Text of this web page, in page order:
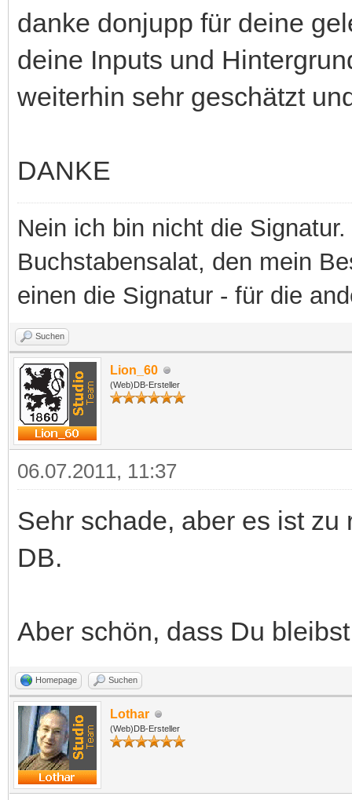
danke donjupp für deine
deine Inputs und
weiterhin sehr geschätzt
DANKE
Nein ich bin nicht die
Buchstabensalat, den mein
einen die Signatur - für die
Suchen
Lion_60
(Web)DB-Ersteller
06.07.2011, 11:37
Sehr schade, aber es ist
DB.
Aber schön, dass Du
Homepage Suchen
Lothar
(Web)DB-Ersteller